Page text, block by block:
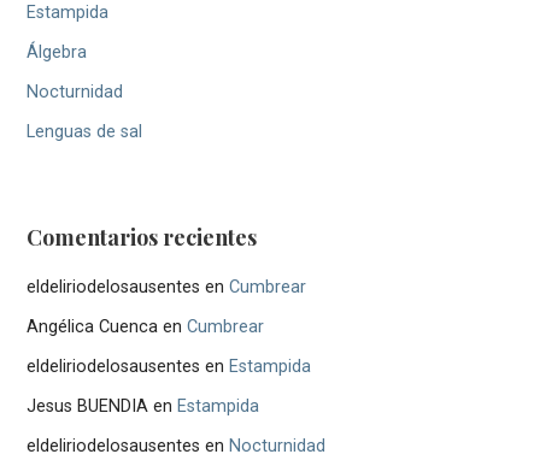
Estampida
Álgebra
Nocturnidad
Lenguas de sal
Comentarios recientes
eldeliriodelosausentes enCumbrear
Angélica Cuenca enCumbrear
eldeliriodelosausentes enEstampida
Jesus BUENDIA enEstampida
eldeliriodelosausentes enNocturnidad